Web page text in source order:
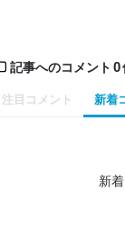
記事へのコメント 0
注目コメント 新着
新